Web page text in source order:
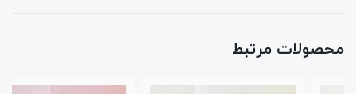
محصولات مرتبط